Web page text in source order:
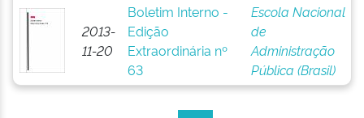
2013-
11-20
Boletim Interno -
Edição
Extraordinária nº
63
Escola Nacional
de
Administração
Pública (Brasil)